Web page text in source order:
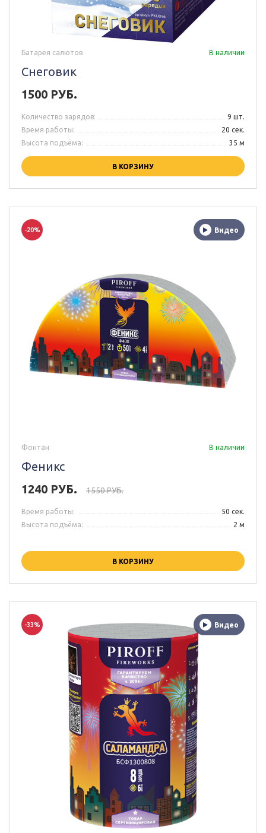
Батарея салютов В наличии
Снеговик
1500 РУБ.
Количество зарядов:
9 шт.
Время работы:
20 сек.
Высота подъёма:
35 м
В КОРЗИНУ
Видео
-20%
Фонтан В наличии
Феникс
1240 РУБ.
1550 РУБ.
Время работы:
50 сек.
Высота подъёма:
2 м
В КОРЗИНУ
Видео
-33%